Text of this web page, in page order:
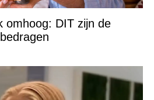
omhoog: DIT zijn de